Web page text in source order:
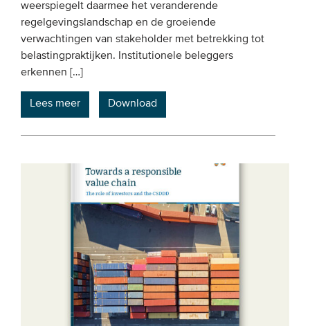
weerspiegelt daarmee het veranderende
regelgevingslandschap en de groeiende
verwachtingen van stakeholder met betrekking tot
belastingpraktijken. Institutionele beleggers
erkennen […]
Lees meer Download